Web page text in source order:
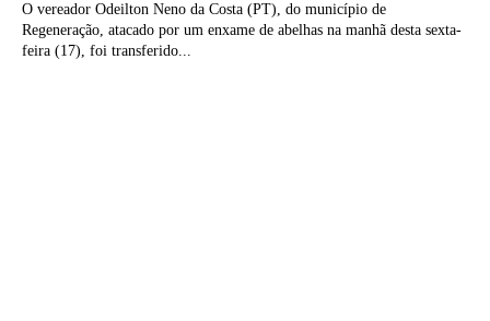
O vereador Odeilton Neno da Costa (PT), do município de
Regeneração, atacado por um enxame de abelhas na manhã desta sexta-
feira (17), foi transferido...